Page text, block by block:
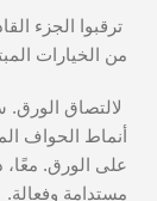
ترقبوا الجزء
من الخيارات
لالتصاق
أنماط الحواف
على الورق. معًا،
مستدامة وفعالة.